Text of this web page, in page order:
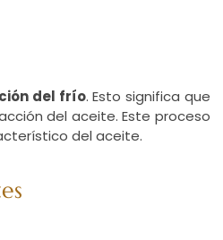
del frío. Esto significa que
del aceite. Este proceso
del aceite.